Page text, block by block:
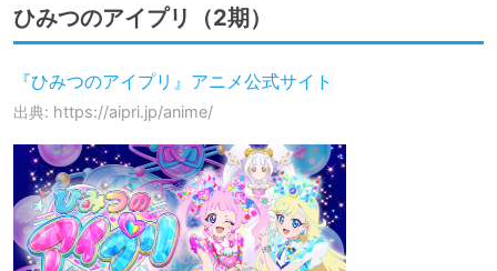
ひみつのアイプリ（2期）
『ひみつのアイプリ』アニメ公式サイト
出典: https://aipri.jp/anime/